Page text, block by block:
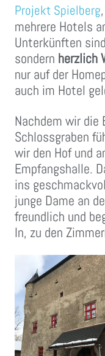
Projekt Spielberg
mehrere Hotels
Unterkünften sind
sondern herzlich
nur auf der
auch im Hotel
Nachdem wir die
Schlossgraben
wir den Hof und
Empfangshalle.
ins
junge Dame an
freundlich und
In, zu den